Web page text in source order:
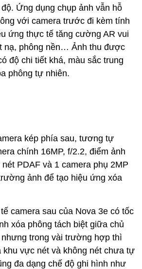
Ứng dụng chụp ảnh vẫn hỗ
với camera trước đi kèm tính
ứng thực tế tăng cường AR vui
nạ, phông nền… Ảnh thu được
độ chi tiết khá, màu sắc trung
phông tự nhiên.
kép phía sau, tương tự
chính 16MP, f/2.2, điểm ảnh
PDAF và 1 camera phụ 2MP
ảnh để tạo hiệu ứng xóa
camera sau của Nova 3e có tốc
xóa phông tách biệt giữa chủ
trong vài trường hợp thì
khu vực nét và không nét chưa tự
đa dạng chế độ ghi hình như